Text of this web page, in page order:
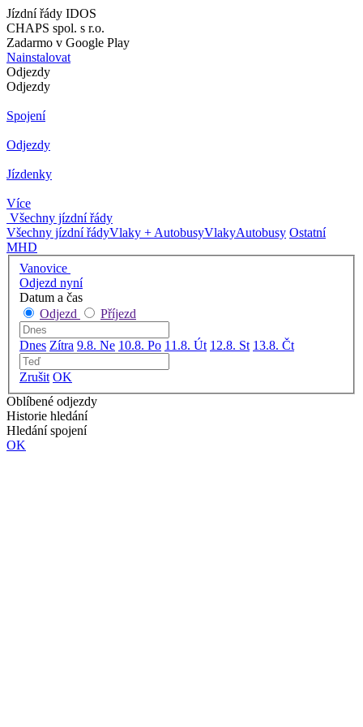
Jízdní řády IDOS
CHAPS spol. s r.o.
Zadarmo v Google Play
Nainstalovat
Odjezdy
Odjezdy
Spojení
Odjezdy
Jízdenky
Více
Všechny jízdní řády
Všechny jízdní řádyVlaky + AutobusyVlakyAutobusy Ostatní
MHD
Vanovice
Odjezd nyní
Datum a čas
Odjezd
Příjezd
Dnes Zítra 9.8. Ne 10.8. Po 11.8. Út 12.8. St 13.8. Čt
Zrušit OK
Oblíbené odjezdy
Historie hledání
Hledání spojení
OK